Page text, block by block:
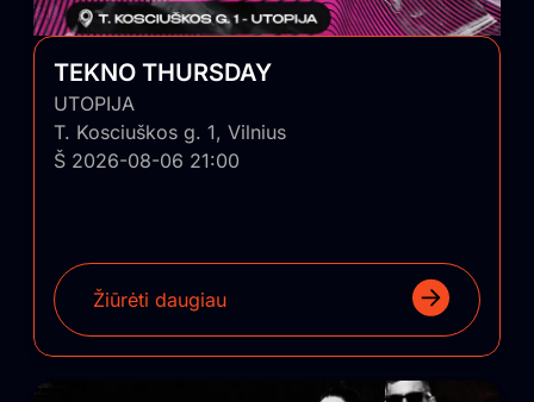
TEKNO THURSDAY
UTOPIJA
T. Kosciuškos g. 1, Vilnius
Š 2026-08-06 21:00
Žiūrėti daugiau